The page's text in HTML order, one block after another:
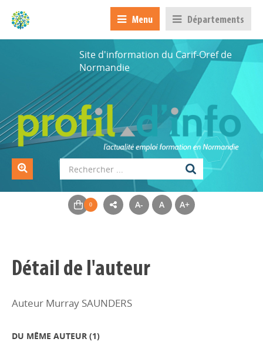
Menu Départements
Site d'information du Carif-Oref de
Normandie
A- A A+
Détail de l'auteur
Auteur Murray SAUNDERS
DU MÊME AUTEUR (1)